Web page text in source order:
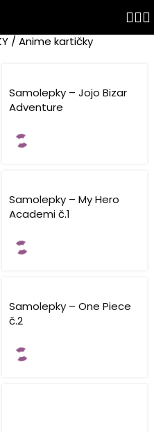
Anime kartičky
Samolepky – Jojo Bizar
Adventure
Samolepky – My Hero
Academi č.1
Samolepky – One Piece
č.2